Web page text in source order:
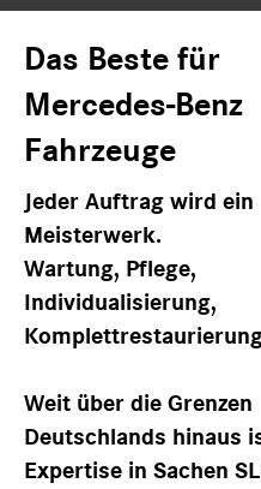
Das Beste für
Mercedes-Benz
Fahrzeuge
Jeder Auftrag wird ein
Meisterwerk.
Wartung, Pflege,
Individualisierung,
Weit über die Grenzen
Deutschlands hinaus
Expertise in Sachen